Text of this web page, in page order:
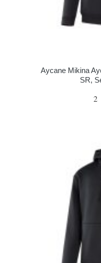
Aycane Mikina
SR,
2